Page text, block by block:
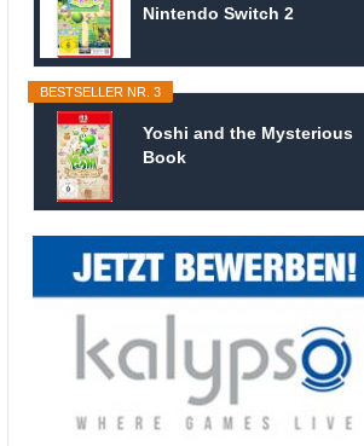
Nintendo Switch 2
BESTSELLER NR. 3
Yoshi and the Mysterious
Book